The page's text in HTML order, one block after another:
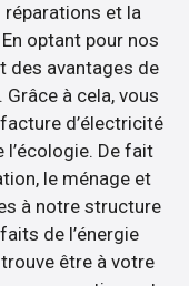
et la
optant pour nos
des avantages de
à cela, vous
d’électricité
De fait
le ménage et
à notre structure
de l’énergie
être à votre